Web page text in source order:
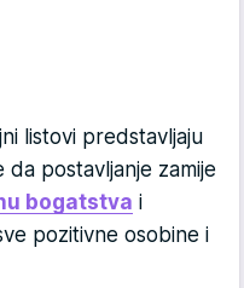
listovi predstavljaju
da postavljanje zamije
bogatstva i
pozitivne osobine i